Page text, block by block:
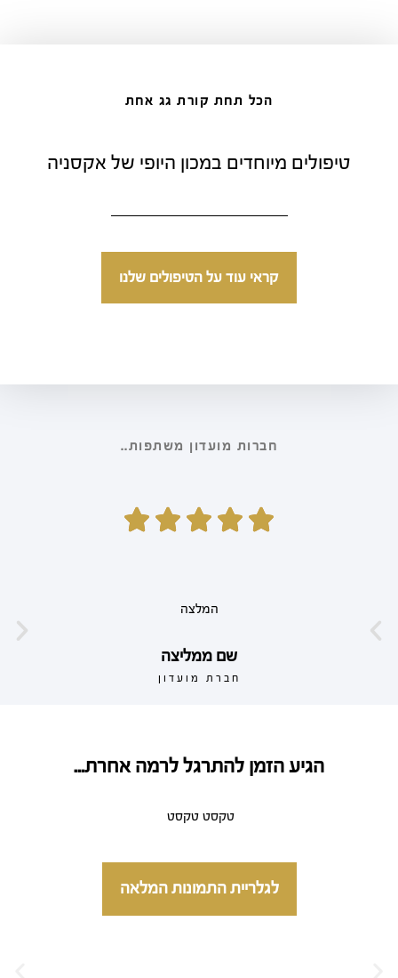
הכל תחת קורת גג אחת
טיפולים מיוחדים במכון היופי של אקסניה
קראי עוד על הטיפולים שלנו
חברות מועדון משתפות..





המלצה
שם ממליצה
חברת מועדון
הגיע הזמן להתרגל לרמה אחרת...
טקסט טקסט
לגלריית התמונות המלאה